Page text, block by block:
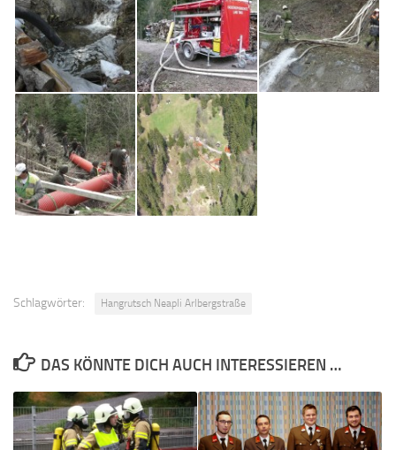
Schlagwörter: Hangrutsch Neapli Arlbergstraße
DAS KÖNNTE DICH AUCH INTERESSIEREN …